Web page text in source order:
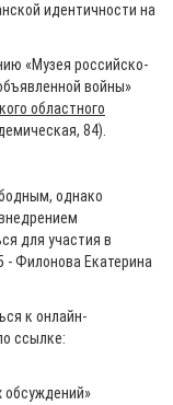
идентичности на
«Музея российско-
войны»
областного
84).
однако
для участия в
- Филонова Екатерина
к онлайн-
ссылке: